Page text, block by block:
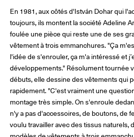
En 1981, aux côtés d'István Dohar qui
toujours, ils montent la société Adeline
foulée une pièce qui reste une de ses
vêtement à trois emmanchures. "Ça
l'idée de s'enrouler, ça m'a intéressé et
développements." Résolument tournée
débuts, elle dessine des vêtements qui
rapidement. "C'est vraiment une
montage très simple. On s'enroule
n'y a pas d'accessoires, de boutons, de
voulu travailler avec des tissus naturels,